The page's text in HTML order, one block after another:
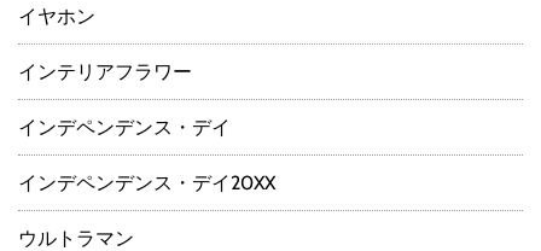
イヤホン
インテリアフラワー
インデペンデンス・デイ
インデペンデンス・デイ20XX
ウルトラマン